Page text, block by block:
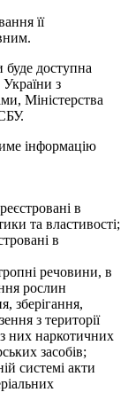
її
буде доступна
з
Міністерства
інформацію
в
та властивості;
в
речовини, в
рослин
зберігання,
з території
них наркотичних
засобів;
системі акти